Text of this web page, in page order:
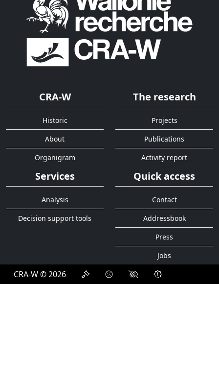
CRA-W
Historic
About
Organigram
The research
Projects
Publications
Activity report
Services
Analysis
Decision support tools
Quick access
Contact
Addressbook
Press
Jobs
CRA-W © 2026